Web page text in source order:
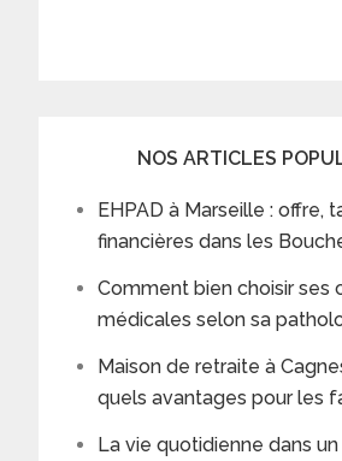
NOS ARTICLES
EHPAD à Marseille : offre,
financières dans les
Comment bien choisir ses
médicales selon sa
Maison de retraite à
quels avantages pour les
La vie quotidienne dans un